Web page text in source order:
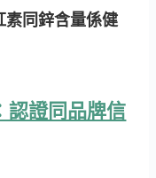
素同鋅含量係健
認證同品牌信